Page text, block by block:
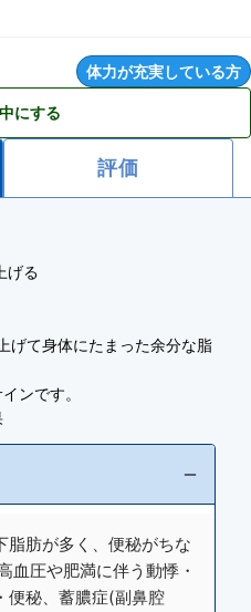
体力が充実している方
にする
評価
げる
げて身体にたまった余分な脂
ンです。
脂肪が多く、便秘がちな
血圧や肥満に伴う動悸・
便秘、蓄膿症(副鼻腔